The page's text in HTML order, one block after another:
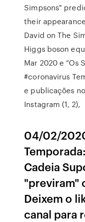
Simpsons"
their
David on The
Higgs boson
Mar 2020 e “Os
#coronavirus
e publicações
Instagram (1, 2),
04/02/
Cadeia
"previram"
Deixem o
canal para